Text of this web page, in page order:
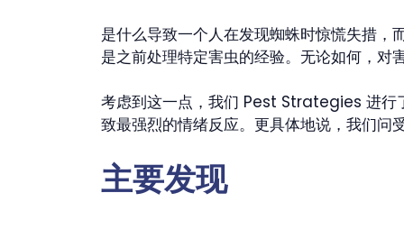
是什么导致一个人在发现蜘蛛时惊慌失措，
是之前处理特定害虫的经验。无论如何，对
考虑到这一点，我们 Pest Strategies 进行
致最强烈的情绪反应。更具体地说，我们问
主要发现